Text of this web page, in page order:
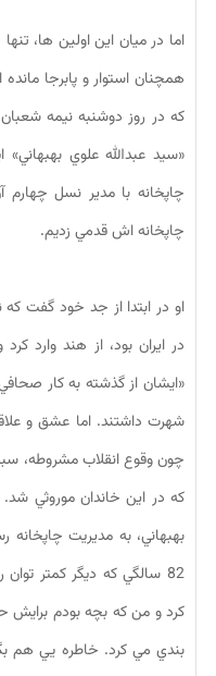
همچنان استوار و پابرجا
«سيد عبدالله علوي
چاپخانه با مدير نسل
چاپخانه اش قدمي زديم.
او در ابتدا از جد خود گفت
در ايران بود، از هند وارد
«ايشان از گذشته به كار
شهرت داشتند. اما عشق و
چون وقوع انقلاب مشروطه،
كه در اين خاندان موروثي
بهبهاني، به مديريت چاپخانه
82 سالگي كه ديگر كمتر
كرد و من كه بچه بودم برايش
بندي مي كرد. خاطره يي هم